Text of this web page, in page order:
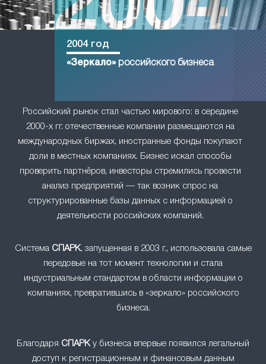
Российский рынок стал частью мирового: в середине
2000-х гг. отечественные компании размещаются на
международных биржах, иностранные фонды покупают
доли в местных компаниях. Бизнес искал способы
проверить партнёров, инвесторы стремились провести
анализ предприятий — так возник спрос на
структурированные базы данных с информацией о
деятельности российских компаний.
2004 год
«Зеркало»российского бизнеса
Система СПАРК, запущенная в 2003 г., использовала самые
передовые на тот момент технологии и стала
индустриальным стандартом в области информации о
компаниях, превратившись в «зеркало» российского
бизнеса.
Благодаря СПАРКу бизнеса впервые появился легальный
доступ к регистрационным и финансовым данным